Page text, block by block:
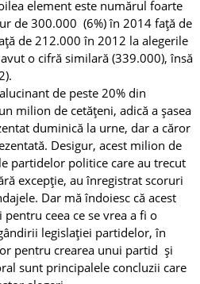
element este numărul foarte
de 300.000 (6%) în 2014 față de
de 212.000 în 2012 la alegerile
o cifră similară (339.000), însă
de peste 20% din
milion de cetățeni, adică a șasea
duminică la urne, dar a căror
Desigur, acest milion de
partidelor politice care au trecut
excepție, au înregistrat scoruri
Dar mă îndoiesc că acest
ceea ce se vrea a fi o
legislației partidelor, în
pentru crearea unui partid și
sunt principalele concluzii care